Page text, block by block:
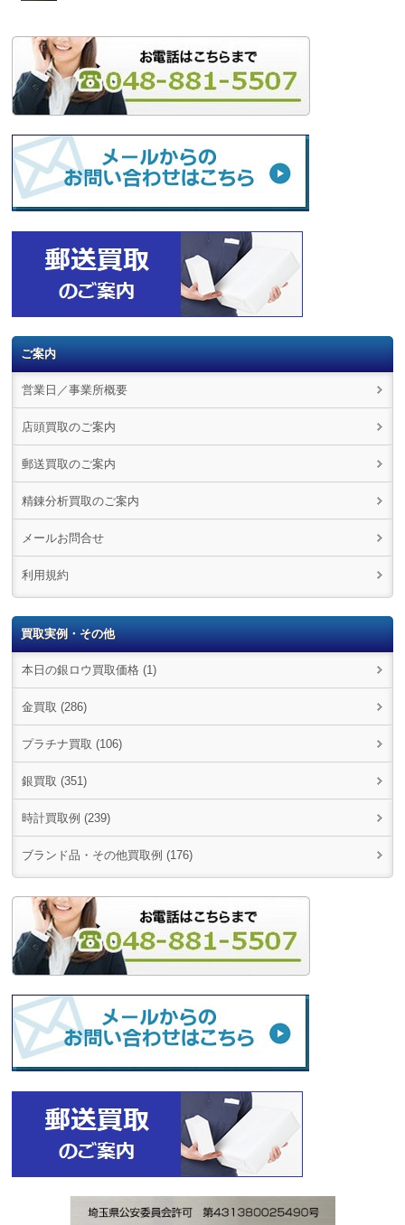
ご案内
営業日／事業所概要
店頭買取のご案内
郵送買取のご案内
精錬分析買取のご案内
メールお問合せ
利用規約
買取実例・その他
本日の銀ロウ買取価格 (1)
金買取 (286)
プラチナ買取 (106)
銀買取 (351)
時計買取例 (239)
ブランド品・その他買取例 (176)